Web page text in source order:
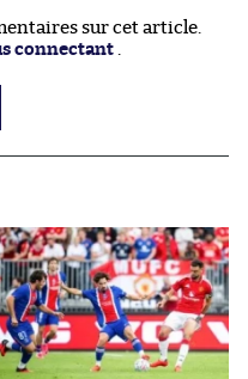
sur cet article.
connectant .